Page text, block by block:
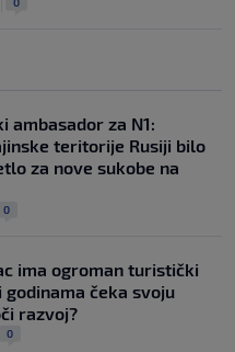
ambasador za N1:
teritorije Rusiji bilo
za nove sukobe na
0
ima ogroman turistički
čeka svoju
razvoj?
0